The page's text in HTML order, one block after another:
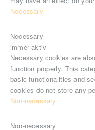
Necessary
Necessary
immer aktiv
Necessary cookies are
function properly. This
basic functionalities and
cookies do not store any
Non-necessary
Non-necessary